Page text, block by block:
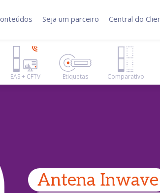
Seja um parceiro Central do
EAS + CFTV Etiquetas Comparativo
Antena Inwave